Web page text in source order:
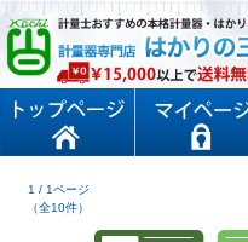
1 / 1ページ
（全10件）